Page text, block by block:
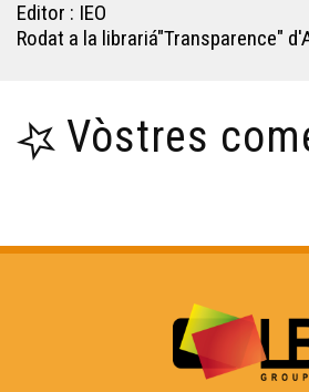
Libre 53 : De Bruja a ciau
Libre 54 : Una ponhada
Libre 57 : Un paisan limosin
Editor : IEO
Rodat a la librariá"Transparence"
Vòstres